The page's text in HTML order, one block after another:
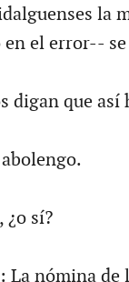
la
en el error--
digan que así
¿o sí?
nómina de